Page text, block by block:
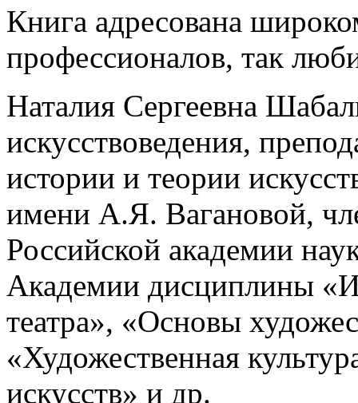
Книга адресована
профессионалов, так
Наталия Сергеевна
искусствоведения,
истории и теории
имени А.Я. Вагановой,
Российской академии
Академии дисциплины
театра», «Основы
«Художественная
искусств» и др.